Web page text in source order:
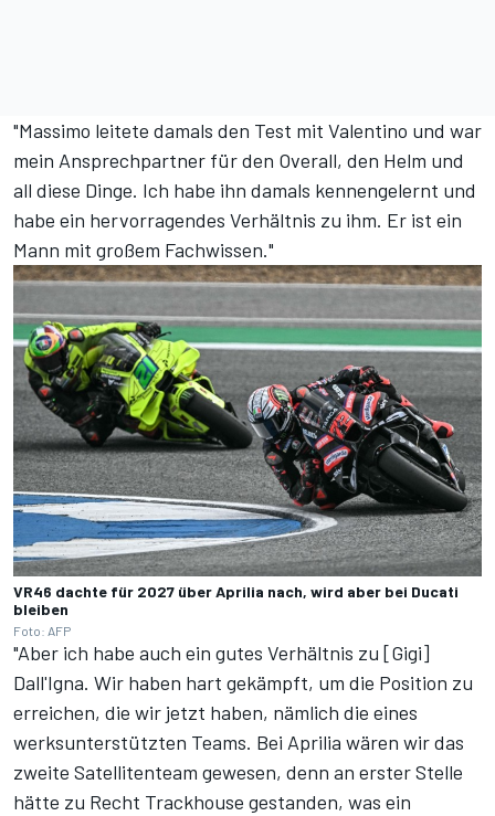
"Massimo leitete damals den Test mit Valentino und war
mein Ansprechpartner für den Overall, den Helm und
all diese Dinge. Ich habe ihn damals kennengelernt und
habe ein hervorragendes Verhältnis zu ihm. Er ist ein
Mann mit großem Fachwissen."
VR46 dachte für 2027 über Aprilia nach, wird aber bei Ducati
bleiben
Foto: AFP
"Aber ich habe auch ein gutes Verhältnis zu [Gigi]
Dall'Igna. Wir haben hart gekämpft, um die Position zu
erreichen, die wir jetzt haben, nämlich die eines
werksunterstützten Teams. Bei Aprilia wären wir das
zweite Satellitenteam gewesen, denn an erster Stelle
hätte zu Recht Trackhouse gestanden, was ein